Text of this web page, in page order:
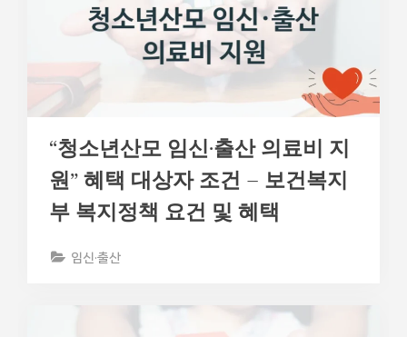
“청소년산모 임신·출산 의료비 지
원” 혜택 대상자 조건 – 보건복지
부 복지정책 요건 및 혜택
임신·출산